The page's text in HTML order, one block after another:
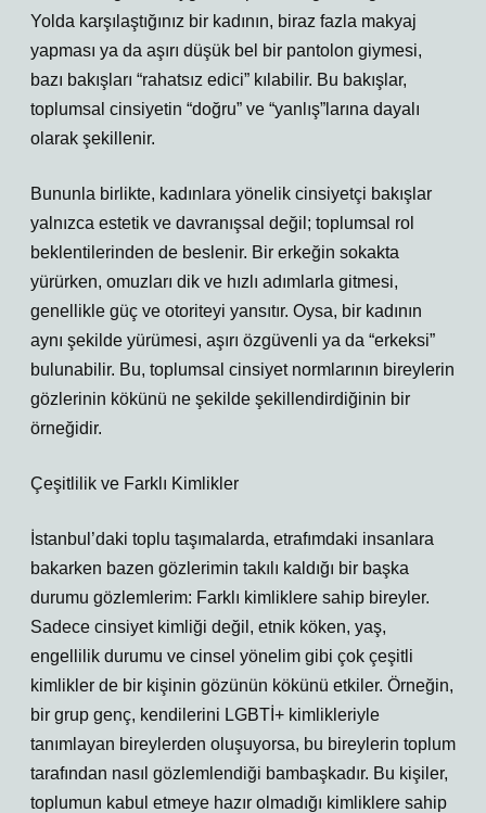
Yolda karşılaştığınız bir kadının, biraz fazla makyaj
yapması ya da aşırı düşük bel bir pantolon giymesi,
bazı bakışları “rahatsız edici” kılabilir. Bu bakışlar,
toplumsal cinsiyetin “doğru” ve “yanlış”larına dayalı
olarak şekillenir.
Bununla birlikte, kadınlara yönelik cinsiyetçi bakışlar
yalnızca estetik ve davranışsal değil; toplumsal rol
beklentilerinden de beslenir. Bir erkeğin sokakta
yürürken, omuzları dik ve hızlı adımlarla gitmesi,
genellikle güç ve otoriteyi yansıtır. Oysa, bir kadının
aynı şekilde yürümesi, aşırı özgüvenli ya da “erkeksi”
bulunabilir. Bu, toplumsal cinsiyet normlarının bireylerin
gözlerinin kökünü ne şekilde şekillendirdiğinin bir
örneğidir.
Çeşitlilik ve Farklı Kimlikler
İstanbul’daki toplu taşımalarda, etrafımdaki insanlara
bakarken bazen gözlerimin takılı kaldığı bir başka
durumu gözlemlerim: Farklı kimliklere sahip bireyler.
Sadece cinsiyet kimliği değil, etnik köken, yaş,
engellilik durumu ve cinsel yönelim gibi çok çeşitli
kimlikler de bir kişinin gözünün kökünü etkiler. Örneğin,
bir grup genç, kendilerini LGBTİ+ kimlikleriyle
tanımlayan bireylerden oluşuyorsa, bu bireylerin toplum
tarafından nasıl gözlemlendiği bambaşkadır. Bu kişiler,
toplumun kabul etmeye hazır olmadığı kimliklere sahip